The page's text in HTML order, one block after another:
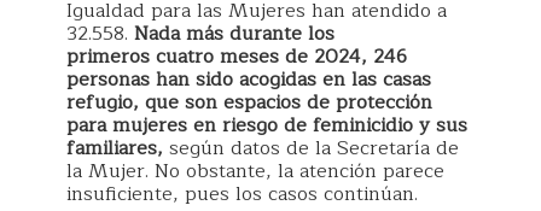
Igualdad para las Mujeres han atendido a
32.558. Nada más durante los
primeroscuatro meses de 2024, 246
personas han sido acogidas en las casas
refugio, que son espacios de protección
para mujeres en riesgo de feminicidio y sus
familiares, según datos de la Secretaría de
la Mujer. No obstante, la atención parece
insuficiente, pues los casos continúan.